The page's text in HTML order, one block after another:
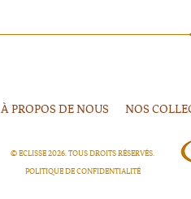
À PROPOS DE NOUS NOS
© ECLISSE2026. TOUS DROITS RÉSERVÉS.
POLITIQUE DE CONFIDENTIALITÉ